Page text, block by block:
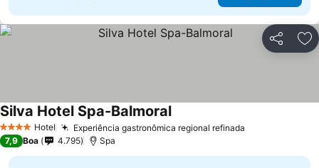
Partilhar
4 EstrelasHotel Experiência gastronômica regional refinada
Silva Hotel Spa-BalmoralVer preços
7,9 Boa 4.795 Spa